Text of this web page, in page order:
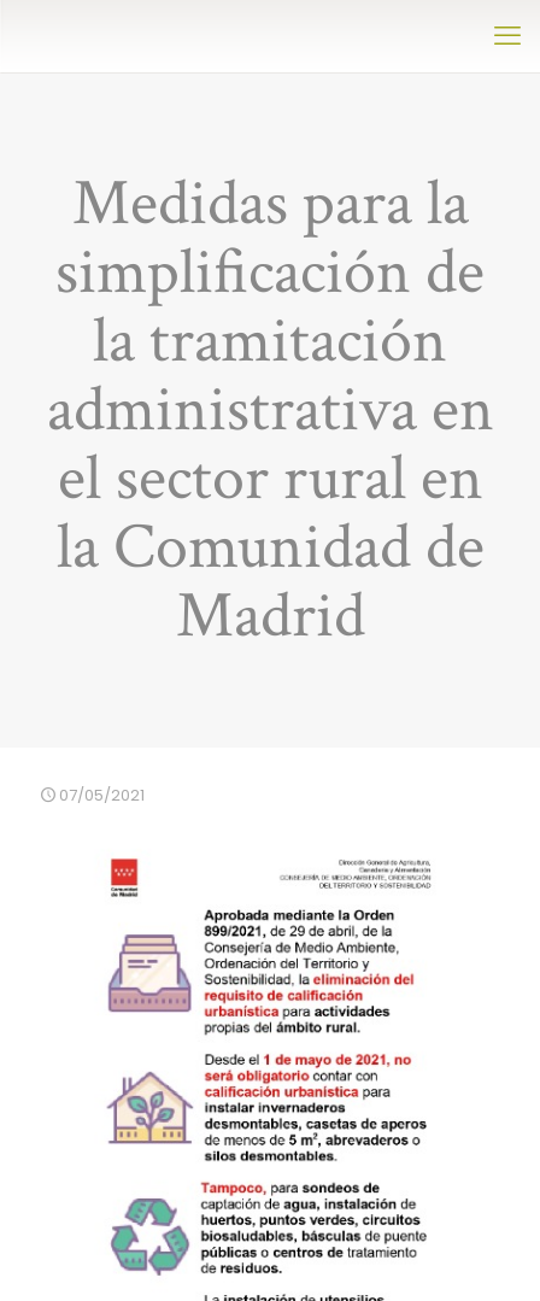
Medidas para la
simplificación de
la tramitación
administrativa en
el sector rural en
la Comunidad de
Madrid
07/05/2021